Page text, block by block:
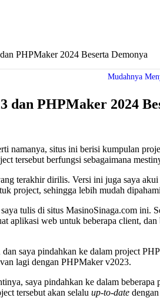
PHPMaker 2024 Beserta Demonya
Mudahnya
PHPMaker 2024
namanya, situs ini berisi kumpulan
tersebut berfungsi sebagaimana
terakhir dirilis. Versi ini juga saya
project, sehingga lebih mudah
tulis di situs MasinoSinaga.com
aplikasi web untuk beberapa client,
saya pindahkan ke dalam project
lagi dengan PHPMaker v2023.
saya pindahkan ke dalam
tersebut akan selalu up-to-date